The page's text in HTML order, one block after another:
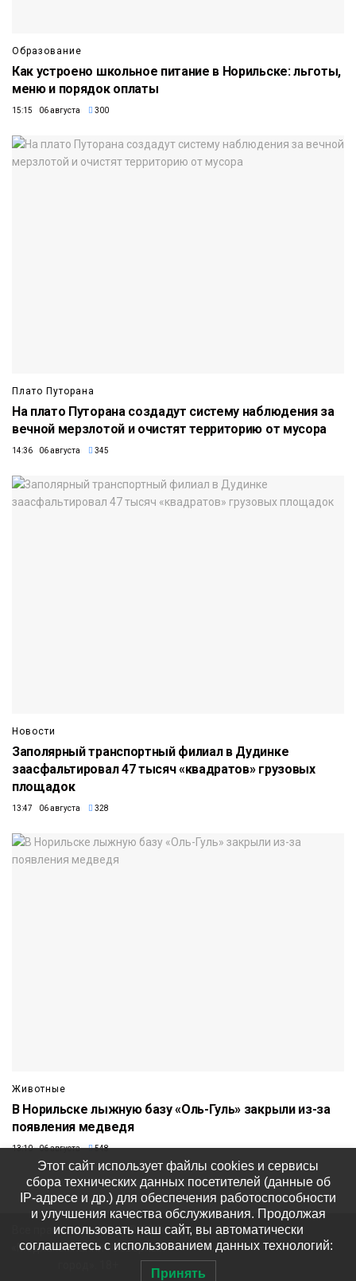
Образование
Как устроено школьное питание в Норильске: льготы,
меню и порядок оплаты
15:15 06 августа 300
Плато Путорана
На плато Путорана создадут систему наблюдения за
вечной мерзлотой и очистят территорию от мусора
14:36 06 августа 345
Новости
Заполярный транспортный филиал в Дудинке
заасфальтировал 47 тысяч «квадратов» грузовых
площадок
13:47 06 августа 328
Животные
В Норильске лыжную базу «Оль-Гуль» закрыли из-за
появления медведя
13:10 06 августа 548
Все права защищены © ООО
«Медиакомпания «Северный
Этот сайт использует файлы cookies и сервисы
сбора технических данных посетителей (данные об
IP-адресе и др.) для обеспечения работоспособности
и улучшения качества обслуживания. Продолжая
использовать наш сайт, вы автоматически
соглашаетесь с использованием данных технологий:
Принять